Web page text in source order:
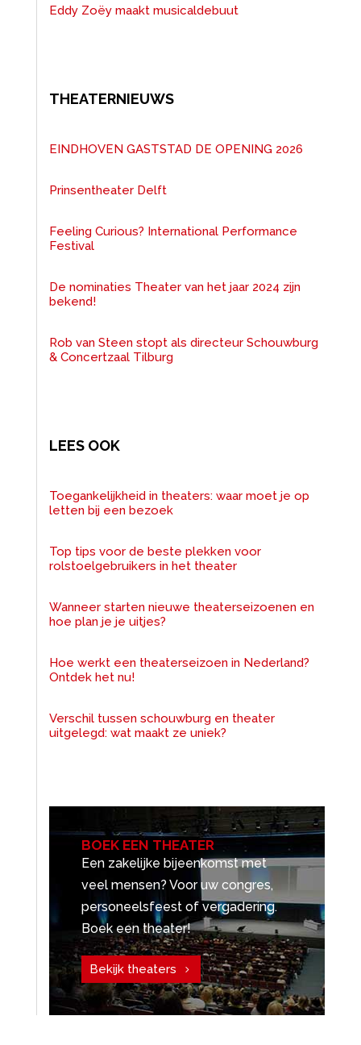
Eddy Zoëy maakt musicaldebuut
THEATERNIEUWS
EINDHOVEN GASTSTAD DE OPENING 2026
Prinsentheater Delft
Feeling Curious? International Performance
Festival
De nominaties Theater van het jaar 2024 zijn
bekend!
Rob van Steen stopt als directeur Schouwburg
& Concertzaal Tilburg
LEES OOK
Toegankelijkheid in theaters: waar moet je op
letten bij een bezoek
Top tips voor de beste plekken voor
rolstoelgebruikers in het theater
Wanneer starten nieuwe theaterseizoenen en
hoe plan je je uitjes?
Hoe werkt een theaterseizoen in Nederland?
Ontdek het nu!
Verschil tussen schouwburg en theater
uitgelegd: wat maakt ze uniek?
BOEK EEN THEATER
Een zakelijke bijeenkomst met
veel mensen? Voor uw congres,
personeelsfeest of vergadering.
Boek een theater!
Bekijk theaters